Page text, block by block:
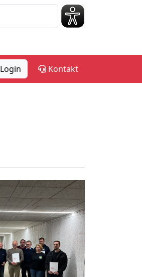
Login Kontakt